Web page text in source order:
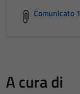
Comunicato
A cura di